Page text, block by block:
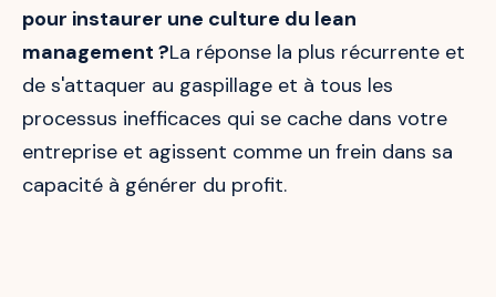
pour instaurer une culture du lean
management ?La réponse la plus récurrente et
de s'attaquer au gaspillage et à tous les
processus inefficaces qui se cache dans votre
entreprise et agissent comme un frein dans sa
capacité à générer du profit.